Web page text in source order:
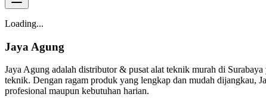
Loading...
Jaya Agung
Jaya Agung adalah distributor & pusat alat teknik murah di
teknik. Dengan ragam produk yang lengkap dan mudah dijangkau,
profesional maupun kebutuhan harian.